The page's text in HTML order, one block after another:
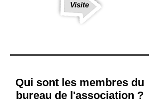
Visite
Qui sont les membres du
bureau de l'association ?